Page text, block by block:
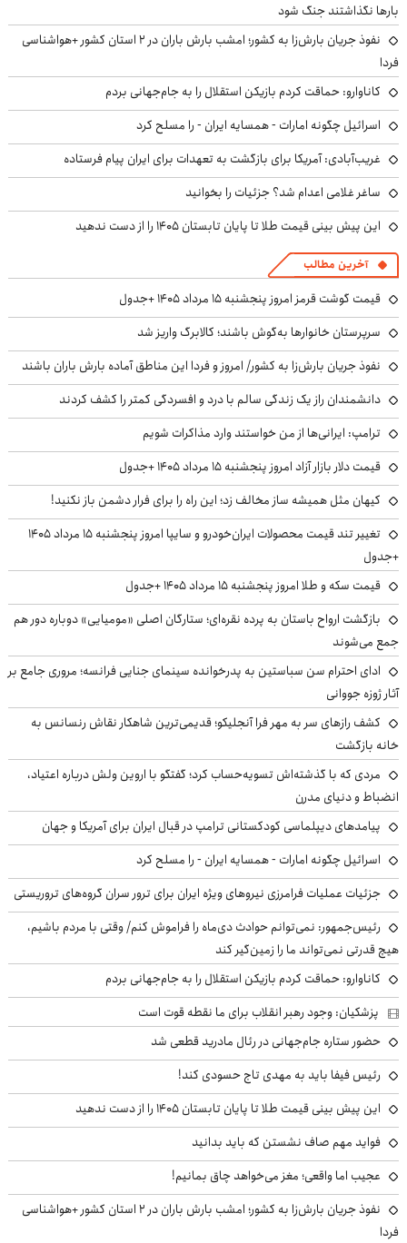
بارها نگذاشتند جنگ شود
نفوذ جریان بارش‌زا به کشور؛ امشب بارش باران در ۲ استان کشور +هواشناسی
فردا
کاناوارو: حماقت کردم بازیکن استقلال را به جام‌جهانی بردم
اسرائیل چگونه امارات - همسایه ایران - را مسلح کرد
غریب‌آبادی: آمریکا برای بازگشت به تعهدات برای ایران پیام فرستاده
ساغر غلامی اعدام شد؟ جزئیات را بخوانید
این پیش بینی قیمت طلا تا پایان تابستان ۱۴۰۵ را از دست ندهید
آخرین مطالب
قیمت گوشت قرمز امروز پنجشنبه ۱۵ مرداد ۱۴۰۵ +جدول
سرپرستان خانوارها به‌گوش باشند؛ کالابرگ واریز شد
نفوذ جریان بارش‌زا به کشور/ امروز و فردا این مناطق آماده بارش باران باشند
دانشمندان راز یک زندگی سالم با درد و افسردگی کمتر را کشف کردند
ترامپ: ایرانی‌ها از من خواستند وارد مذاکرات شویم
قیمت دلار بازار آزاد امروز پنجشنبه ۱۵ مرداد ۱۴۰۵ +جدول
کیهان مثل همیشه ساز مخالف زد؛ این راه را برای فرار دشمن باز نکنید!
تغییر تند قیمت محصولات ایران‌خودرو و سایپا امروز پنجشنبه ۱۵ مرداد ۱۴۰۵
+جدول
قیمت سکه و طلا امروز پنجشنبه ۱۵ مرداد ۱۴۰۵ +جدول
بازگشت ارواح باستان به پرده نقره‌ای؛ ستارگان اصلی «مومیایی» دوباره دور هم
جمع می‌شوند
ادای احترام سن سباستین به پدرخوانده سینمای جنایی فرانسه؛ مروری جامع بر
آثار ژوزه جووانی
کشف رازهای سر به مهر فرا آنجلیکو؛ قدیمی‌ترین شاهکار نقاش رنسانس به
خانه بازگشت
مردی که با گذشته‌اش تسویه‌حساب کرد؛ گفتگو با اروین ولش درباره اعتیاد،
انضباط و دنیای مدرن
پیامدهای دیپلماسی کودکستانی ترامپ در قبال ایران برای آمریکا و جهان
اسرائیل چگونه امارات - همسایه ایران - را مسلح کرد
جزئیات عملیات فرامرزی نیروهای ویژه ایران برای ترور سران گروه‌های تروریستی
رئیس‌جمهور: نمی‌توانم حوادث دی‌ماه را فراموش کنم/ وقتی با مردم باشیم،
هیچ قدرتی نمی‌تواند ما را زمین‌گیر کند
کاناوارو: حماقت کردم بازیکن استقلال را به جام‌جهانی بردم
پزشکیان: وجود رهبر انقلاب برای ما نقطه قوت است
حضور ستاره جام‌جهانی در رئال مادرید قطعی شد
رئیس فیفا باید به مهدی تاج حسودی کند!
این پیش بینی قیمت طلا تا پایان تابستان ۱۴۰۵ را از دست ندهید
فواید مهم صاف نشستن که باید بدانید
عجیب اما واقعی؛ مغز می‌خواهد چاق بمانیم!
نفوذ جریان بارش‌زا به کشور؛ امشب بارش باران در ۲ استان کشور +هواشناسی
فردا